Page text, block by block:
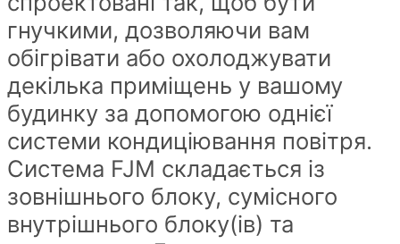
гнучкими, дозволяючи вам
обігрівати або охолоджувати
декілька приміщень у вашому
будинку за допомогою однієї
системи кондиціювання повітря.
Система FJM складається із
зовнішнього блоку, сумісного
внутрішнього блоку(ів) та